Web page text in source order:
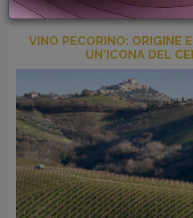
GIFT
CARD
BLOG
ACCEDI
VINO PECORINO: ORIGINE
UN'ICONA DEL